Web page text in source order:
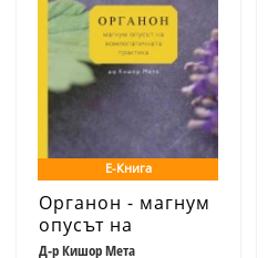
Е-Книга
Органон - магнум
опусът на
хомеопатичната
Д-р Кишор Мета